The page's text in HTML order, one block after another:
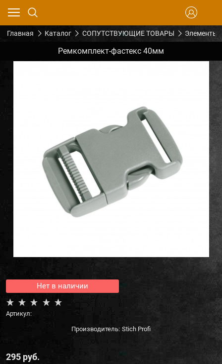
Главная Каталог СОПУТСТВУЮЩИЕ ТОВАРЫ Элементы
Ремкомплект-фастекс 40мм
Нет в наличии
Артикул:
Производитель: Stich Profi
295 руб.